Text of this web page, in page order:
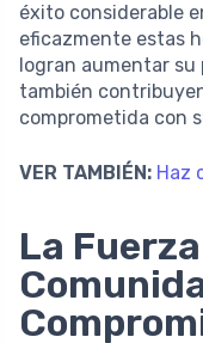
éxito considerable
eficazmente estas
logran aumentar
también
comprometida con
VER TAMBIÉN: Haz
La